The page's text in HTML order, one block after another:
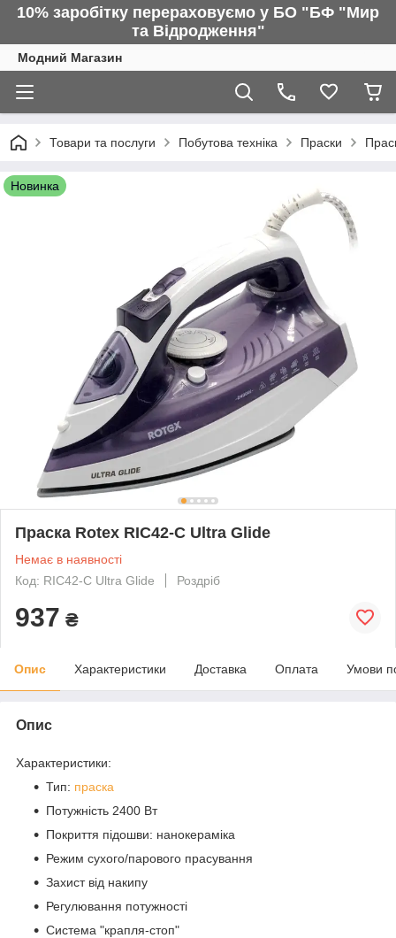
10% заробітку перераховуємо у БО "БФ "Мир
та Відродження"
Модний Магазин
Товари та послуги Побутова техніка Праски
Новинка
Праска Rotex RIC42-C Ultra Glide
Немає в наявності
Код: RIC42-C Ultra Glide
Роздріб
937 ₴
Опис Характеристики Доставка Оплата Умови
Опис
Характеристики:
Тип: праска
Потужність 2400 Вт
Покриття підошви: нанокераміка
Режим сухого/парового прасування
Захист від накипу
Регулювання потужності
Система "крапля-стоп"